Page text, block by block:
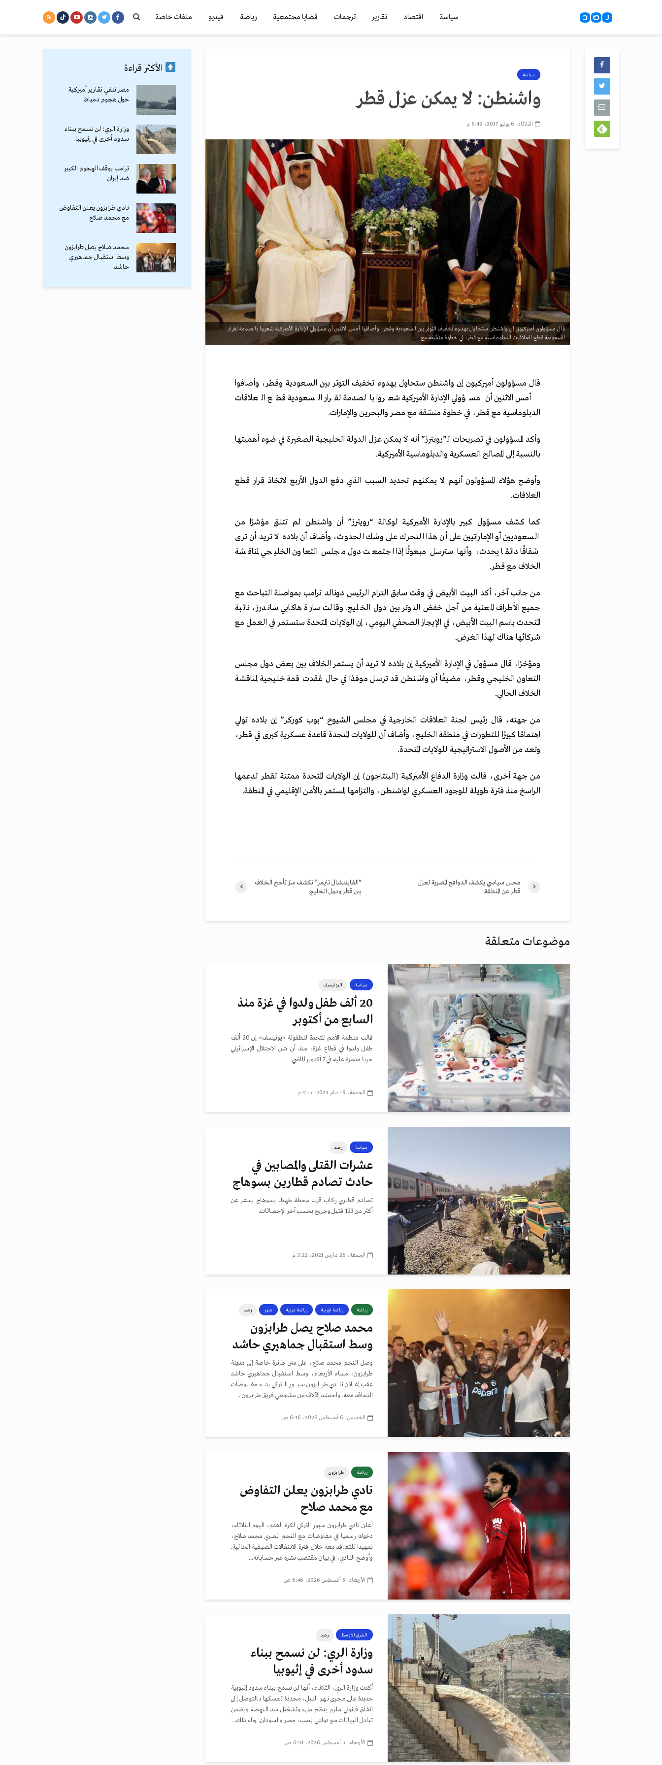
سياسة اقتصاد تقارير ترجمات قضايا مجتمعية رياضة فيديو ملفات خاصة
سياسة
واشنطن: لا يمكن عزل قطر
الثلاثاء، 6 يونيو 2017، 6:49 م
قال مسؤولون أميركيون إن واشنطن ستحاول بهدوء تخفيف التوتر بين السعودية وقطر، وأضافوا أمس الاثنين أن مسؤولي الإدارة الأميركية شعروا بالصدمة لقرار
السعودية قطع العلاقات الدبلوماسية مع قطر، في خطوة منسّقة مع
قال مسؤولون أميركيون إن واشنطن ستحاول بهدوء تخفيف التوتر بين السعودية وقطر، وأضافوا
أمس الاثنين أن مسؤولي الإدارة الأميركية شعروا بالصدمة لقرار السعودية قطع العلاقات
الدبلوماسية مع قطر، في خطوة منسّقة مع مصر والبحرين والإمارات.
وأكد المسؤولون في تصريحات لـ”رويترز” أنه لا يمكن عزل الدولة الخليجية الصغيرة في ضوء أهميتها
بالنسبة إلى المصالح العسكرية والدبلوماسية الأميركية.
وأوضح هؤلاء المسؤولون أنهم لا يمكنهم تحديد السبب الذي دفع الدول الأربع لاتخاذ قرار قطع
العلاقات.
كما كشف مسؤول كبير بالإدارة الأميركية لوكالة “رويترز” أن واشنطن لم تتلق مؤشرًا من
السعوديين أو الإماراتيين على أن هذا التحرك على وشك الحدوث، وأضاف أن بلاده لا تريد أن ترى
شقاقًا دائمًا يحدث، وأنها سترسل مبعوثًا إذا اجتمعت دول مجلس التعاون الخليجي لمناقشة
الخلاف مع قطر.
من جانب آخر، أكد البيت الأبيض في وقت سابق التزام الرئيس دونالد ترامب بمواصلة التباحث مع
جميع الأطراف المعنية من أجل خفض التوتر بين دول الخليج. وقالت سارة هاكابي ساندرز، نائبة
المتحدث باسم البيت الأبيض، في الإيجاز الصحفي اليومي، إن الولايات المتحدة ستستمر في العمل مع
شركائها هناك لهذا الغرض.
ومؤخرًا، قال مسؤول في الإدارة الأميركية إن بلاده لا تريد أن يستمر الخلاف بين بعض دول مجلس
التعاون الخليجي وقطر، مضيفًا أن واشنطن قد ترسل موفدًا في حال عُقدت قمة خليجية لمناقشة
الخلاف الحالي.
من جهته، قال رئيس لجنة العلاقات الخارجية في مجلس الشيوخ “بوب كوركر” إن بلاده تولي
اهتمامًا كبيرًا للتطورات في منطقة الخليج، وأضاف أن للولايات المتحدة قاعدة عسكرية كبرى في قطر،
وتعد من الأصول الاستراتيجية للولايات المتحدة.
من جهة أخرى، قالت وزارة الدفاع الأميركية (البنتاجون) إن الولايات المتحدة ممتنة لقطر لدعمها
الراسخ منذ فترة طويلة للوجود العسكري لواشنطن، والتزامها المستمر بالأمن الإقليمي في المنطقة.
“الفايننشال تايمز” تكشف سرّ تأجج الخلاف
بين قطر ودول الخليج
محلل سياسي يكشف الدوافع المصرية لعزل
قطر عن المنطقة
موضوعات متعلقة
سياسة اليونيسيف
20 ألف طفل ولدوا في غزة منذ
السابع من أكتوبر
قالت منظمة الأمم المتحدة للطفولة «يونيسف» إن 20 ألف
طفل ولدوا في قطاع غزة، منذ أن شن الاحتلال الإسرائيلي
حربا مدمرة عليه في 7 أكتوبر الماضي.
الجمعة، 19 يناير 2024، 4:15 م
سياسة رصد
عشرات القتلى والمصابين في
حادث تصادم قطارين بسوهاج
تصادم قطاري ركاب قرب محطة طهطا بسوهاج يسفر عن
أكثر من 123 قتيل وجريح بحسب آخر الإحصائات.
الجمعة، 26 مارس 2021، 3:22 م
رياضة رياضة اوربية رياضة عربية صور رصد
محمد صلاح يصل طرابزون
وسط استقبال جماهيري حاشد
وصل النجم محمد صلاح، على متن طائرة خاصة إلى مدينة
طرابزون، مساء الأربعاء، وسط استقبال جماهيري حاشد
عقب إعلان نادي طرابزون سبور التركي بدء مفاوضات
التعاقد معه. واحتشد الآلاف من مشجعي فريق طرابزون...
الخميس، 6 أغسطس 2026، 6:46 ص
رياضة طرابزون
نادي طرابزون يعلن التفاوض
مع محمد صلاح
أعلن نادي طرابزون سبور التركي لكرة القدم، اليوم الثلاثاء،
دخوله رسميا في مفاوضات مع النجم المصري محمد صلاح،
تمهيدا للتعاقد معه خلال فترة الانتقالات الصيفية الحالية.
وأوضح النادي، في بيان مقتضب نشره عبر حساباته...
الأربعاء، 5 أغسطس 2026، 6:46 ص
الشرق الاوسط رصد
وزارة الري: لن نسمح ببناء
سدود أخرى في إثيوبيا
أكدت وزارة الري، الثلاثاء، أنها لن تسمح ببناء سدود إثيوبية
جديدة على مجرى نهر النيل، مجددة تمسكها بالتوصل إلى
اتفاق قانوني ملزم ينظم ملء وتشغيل سد النهضة ويضمن
تبادل البيانات مع دولتي المصب، مصر والسودان. جاء ذلك...
الأربعاء، 5 أغسطس 2026، 6:44 ص
الأكثر قراءة
مصر تنفي تقارير أميركية
حول هجوم دمياط
وزارة الري: لن نسمح ببناء
سدود أخرى في إثيوبيا
ترامب يوقف الهجوم الكبير
ضد إيران
نادي طرابزون يعلن التفاوض
مع محمد صلاح
محمد صلاح يصل طرابزون
وسط استقبال جماهيري
حاشد